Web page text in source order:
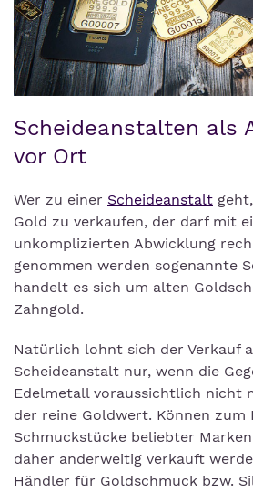
Scheideanstalten als
vor Ort
Wer zu einer Scheideanstalt
Gold zu verkaufen, der darf mit
unkomplizierten Abwicklung
genommen werden sogenannte
handelt es sich um alten
Zahngold.
Natürlich lohnt sich der Verkauf
Scheideanstalt nur, wenn die
Edelmetall voraussichtlich nicht
der reine Goldwert. Können zum
Schmuckstücke beliebter
daher anderweitig verkauft
Händler für Goldschmuck bzw.